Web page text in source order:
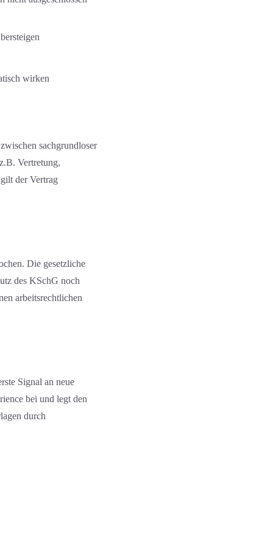
wirken
sachgrundloser
Vertretung,
der Vertrag
Die gesetzliche
des KSchG noch
arbeitsrechtlichen
Signal an neue
bei und legt den
durch